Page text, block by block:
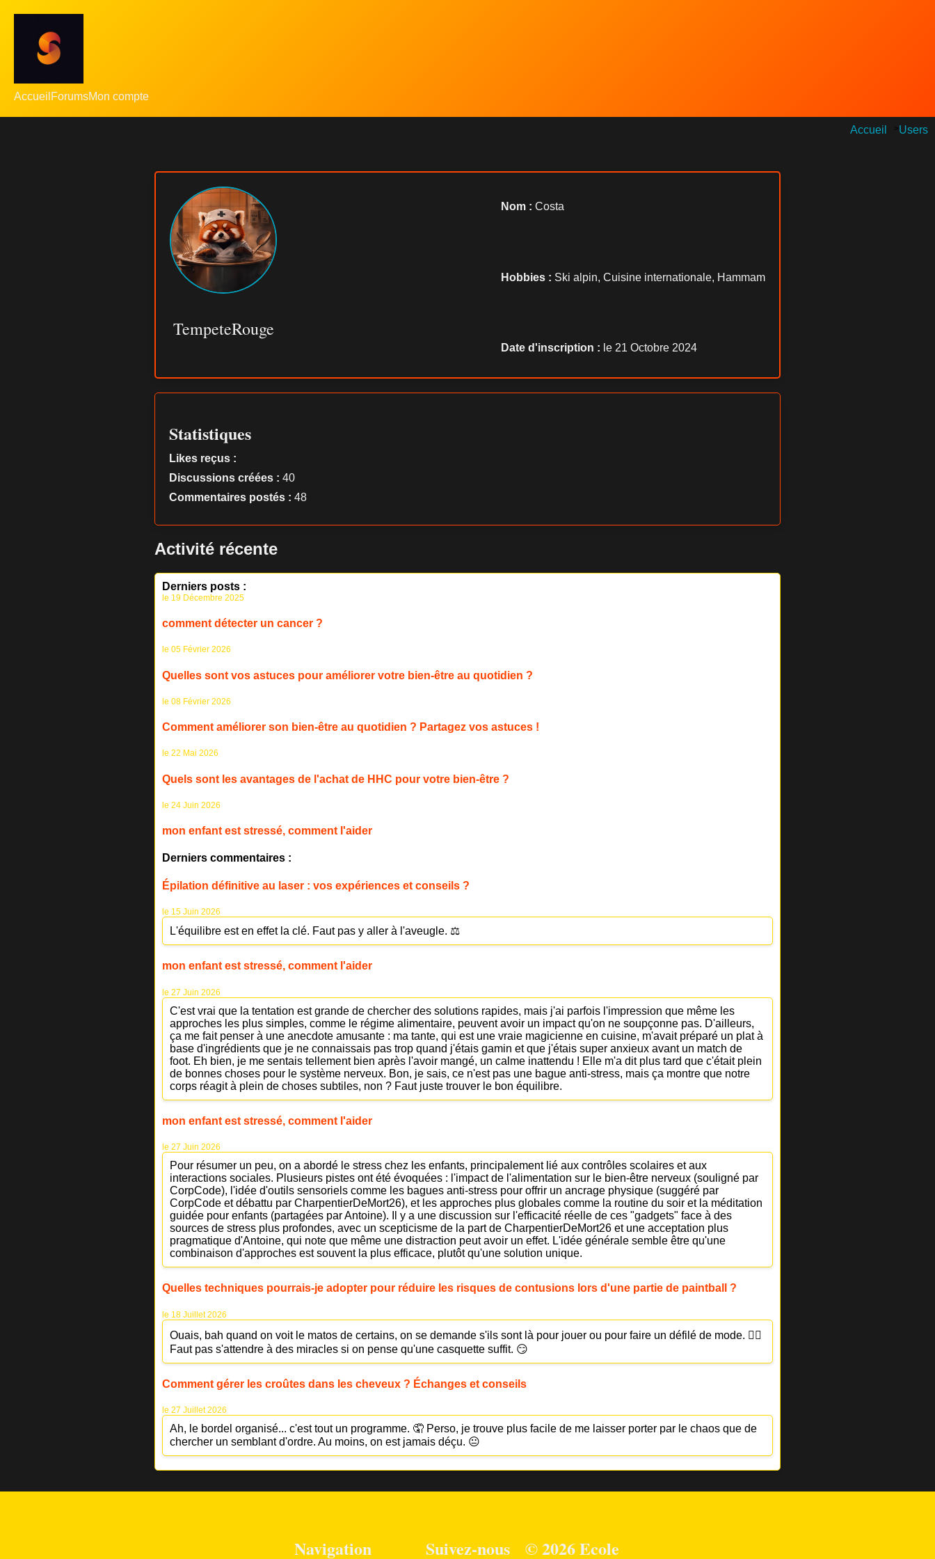
Accueil ForumsMon compte
Accueil Users
TempeteRouge
Nom : Costa
Hobbies : Ski alpin, Cuisine internationale, Hammam
Date d'inscription : le 21 Octobre 2024
Statistiques
Likes reçus :
Discussions créées : 40
Commentaires postés : 48
Activité récente
Derniers posts :
le 19 Décembre 2025
comment détecter un cancer​ ?
le 05 Février 2026
Quelles sont vos astuces pour améliorer votre bien-être au quotidien ?
le 08 Février 2026
Comment améliorer son bien-être au quotidien ? Partagez vos astuces !
le 22 Mai 2026
Quels sont les avantages de l'achat de HHC pour votre bien-être ?
le 24 Juin 2026
mon enfant est stressé, comment l'aider
Derniers commentaires :
Épilation définitive au laser : vos expériences et conseils ?
le 15 Juin 2026
L'équilibre est en effet la clé. Faut pas y aller à l'aveugle. ⚖️
mon enfant est stressé, comment l'aider
le 27 Juin 2026
C'est vrai que la tentation est grande de chercher des solutions rapides, mais j'ai parfois l'impression que même les
approches les plus simples, comme le régime alimentaire, peuvent avoir un impact qu'on ne soupçonne pas. D'ailleurs,
ça me fait penser à une anecdote amusante : ma tante, qui est une vraie magicienne en cuisine, m'avait préparé un plat à
base d'ingrédients que je ne connaissais pas trop quand j'étais gamin et que j'étais super anxieux avant un match de
foot. Eh bien, je me sentais tellement bien après l'avoir mangé, un calme inattendu ! Elle m'a dit plus tard que c'était plein
de bonnes choses pour le système nerveux. Bon, je sais, ce n'est pas une bague anti-stress, mais ça montre que notre
corps réagit à plein de choses subtiles, non ? Faut juste trouver le bon équilibre.
mon enfant est stressé, comment l'aider
le 27 Juin 2026
Pour résumer un peu, on a abordé le stress chez les enfants, principalement lié aux contrôles scolaires et aux
interactions sociales. Plusieurs pistes ont été évoquées : l'impact de l'alimentation sur le bien-être nerveux (souligné par
CorpCode), l'idée d'outils sensoriels comme les bagues anti-stress pour offrir un ancrage physique (suggéré par
CorpCode et débattu par CharpentierDeMort26), et les approches plus globales comme la routine du soir et la méditation
guidée pour enfants (partagées par Antoine). Il y a une discussion sur l'efficacité réelle de ces "gadgets" face à des
sources de stress plus profondes, avec un scepticisme de la part de CharpentierDeMort26 et une acceptation plus
pragmatique d'Antoine, qui note que même une distraction peut avoir un effet. L'idée générale semble être qu'une
combinaison d'approches est souvent la plus efficace, plutôt qu'une solution unique.
Quelles techniques pourrais-je adopter pour réduire les risques de contusions lors d'une partie de paintball ?
le 18 Juillet 2026
Ouais, bah quand on voit le matos de certains, on se demande s'ils sont là pour jouer ou pour faire un défilé de mode. 🤦‍♂️
Faut pas s'attendre à des miracles si on pense qu'une casquette suffit. 😏
Comment gérer les croûtes dans les cheveux ? Échanges et conseils
le 27 Juillet 2026
Ah, le bordel organisé... c'est tout un programme. 🤦 Perso, je trouve plus facile de me laisser porter par le chaos que de
chercher un semblant d'ordre. Au moins, on est jamais déçu. 😐
Navigation Suivez-nous © 2026 Ecole